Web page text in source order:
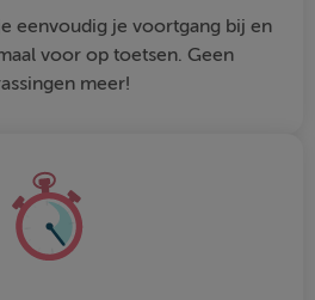
eenvoudig je voortgang bij en
voor op toetsen. Geen
meer!